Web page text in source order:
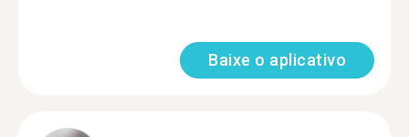
Baixe o aplicativo